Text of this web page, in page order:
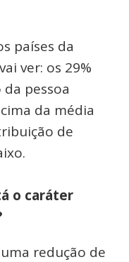
países da
ver: os 29%
pessoa
da média
de
o caráter
redução de